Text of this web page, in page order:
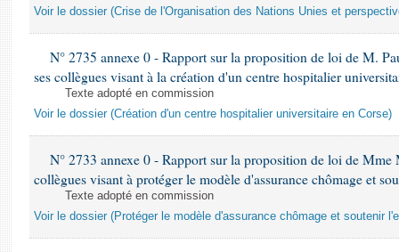
Voir le dossier (Crise de l'Organisation des Nations Unies et
N° 2735 annexe 0 - Rapport sur la proposition de loi de M.
ses collègues visant à la création d'un centre hospitalier
Texte adopté en commission
Voir le dossier (Création d'un centre hospitalier universitaire en Corse)
N° 2733 annexe 0 - Rapport sur la proposition de loi de Mme
collègues visant à protéger le modèle d'assurance chômage et
Texte adopté en commission
Voir le dossier (Protéger le modèle d'assurance chômage et soutenir